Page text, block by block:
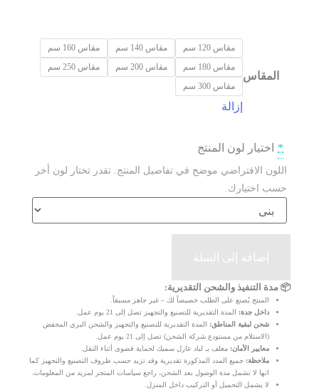
المقاس
مقاس 120 سم مقاس 140 سم
مقاس 160 سم
مقاس 180 سم
مقاس 200 سم
مقاس 250 سم
مقاس 300 سم
إزالة
اختيار لون المنتج *
اللون الافتراضي موضح في تفاصيل المنتج. تقدر تختار لون أخر
حسب اختيارك.
إضافة إلى السلة
📦 مدة التنفيذ والشحن التقديرية:
المنتج يُصنع على الطلب خصيصاً لك – غير جاهز مسبقاً.
داخل جدة: المدة التقديرية للتصنيع والتجهيز تصل إلى 21 يوم عمل.
شحن لبقية المناطق: المدة التقديرية للتصنيع والتجهيز والشحن البري المخفض
(الاستلام من مستودع شركة الشحن) تصل إلى 21 يوم عمل.
معايير الأمان: مغلف بـ لباد عازل سميك لحماية قصوى أثناء النقل.
ملاحظة: جميع المدد المذكورة تقديرية وقد تزيد حسب ظروف التصنيع والتجهيز كما
انها لا تشمل مدة الوصول بعد الشحن، راجع سياسات المتجر لمزيد من المعلومات.
لا يشمل التحميل أو التركيب داخل المنزل.